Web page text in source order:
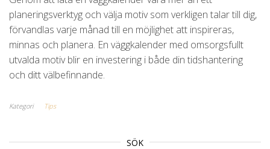
planeringsverktyg och välja motiv som verkligen talar till dig,
förvandlas varje månad till en möjlighet att inspireras,
minnas och planera. En väggkalender med omsorgsfullt
utvalda motiv blir en investering i både din tidshantering
och ditt välbefinnande.
Kategori Tips
SÖK